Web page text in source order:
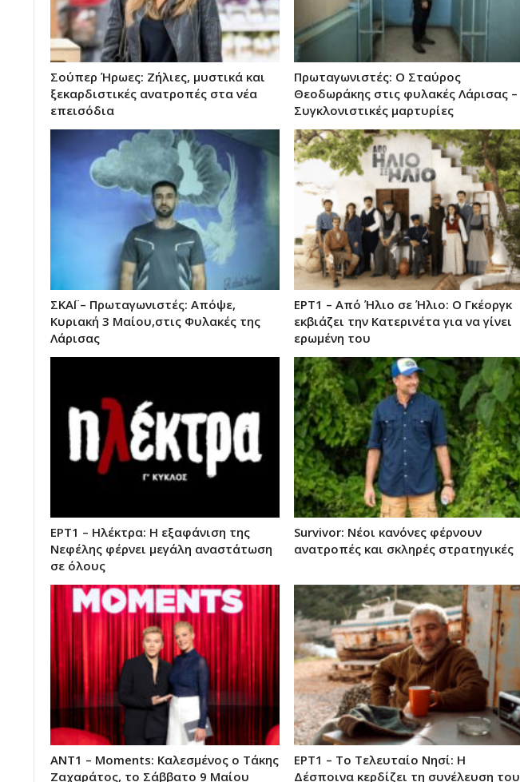
Σούπερ Ήρωες: Ζήλιες, μυστικά και
ξεκαρδιστικές ανατροπές στα νέα
επεισόδια
Πρωταγωνιστές: Ο Σταύρος
Θεοδωράκης στις φυλακές Λάρισας –
Συγκλονιστικές μαρτυρίες
ΣΚΑΪ – Πρωταγωνιστές: Απόψε,
Κυριακή 3 Μαίου,στις Φυλακές της
Λάρισας
ΕΡΤ1 – Από Ήλιο σε Ήλιο: Ο Γκέοργκ
εκβιάζει την Κατερινέτα για να γίνει
ερωμένη του
ΕΡΤ1 – Ηλέκτρα: Η εξαφάνιση της
Νεφέλης φέρνει μεγάλη αναστάτωση
σε όλους
Survivor: Νέοι κανόνες φέρνουν
ανατροπές και σκληρές στρατηγικές
ΑΝΤ1 – Moments: Καλεσμένος ο Τάκης
Ζαχαράτος, το Σάββατο 9 Μαίου
ΕΡΤ1 – Το Τελευταίο Νησί: Η
Δέσποινα κερδίζει τη συνέλευση του